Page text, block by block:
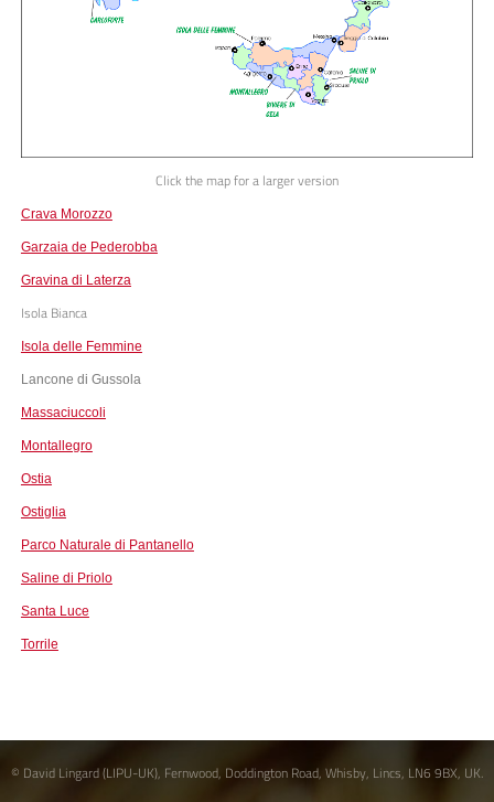
Click the map for a larger version
Crava Morozzo
Garzaia de Pederobba
Gravina di Laterza
Isola Bianca
Isola delle Femmine
Lancone di Gussola
Massaciuccoli
Montallegro
Ostia
Ostiglia
Parco Naturale di Pantanello
Saline di Priolo
Santa Luce
Torrile
© David Lingard (LIPU-UK), Fernwood, Doddington Road, Whisby, Lincs, LN6 9BX, UK.